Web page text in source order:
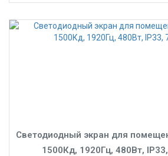
Светодиодный экран для
1500Кд, 1920Гц, 480Вт,